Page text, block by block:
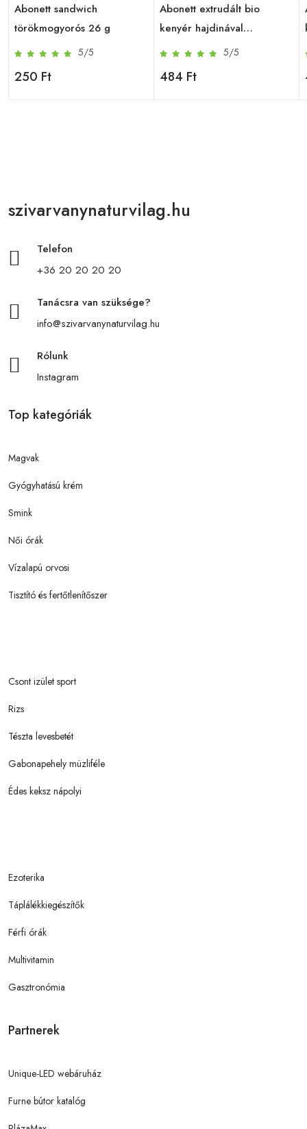
Abonett sandwich
törökmogyorós 26 g
5/5
250 Ft
Abonett extrudált bio
kenyér hajdinával
gluténmentes 100 g
5/5
484 Ft
szivarvanynaturvilag.hu
Telefon
+36 20 20 20 20
Tanácsra van szüksége?
info@szivarvanynaturvilag.hu
Rólunk
Instagram
Top kategóriák
Magvak
Gyógyhatású krém
Smink
Női órák
Vízalapú orvosi
Tisztító és fertőtlenítőszer
Csont izület sport
Rizs
Tészta levesbetét
Gabonapehely müzliféle
Édes keksz nápolyi
Ezoterika
Táplálékkiegészítők
Férfi órák
Multivitamin
Gasztronómia
Partnerek
Unique-LED webáruház
Furne bútor katalóg